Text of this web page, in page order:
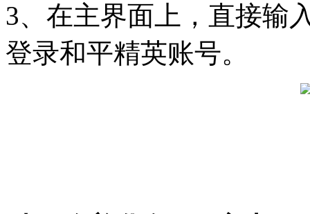
3、在主界面上，直接输
登录和平精英账号。